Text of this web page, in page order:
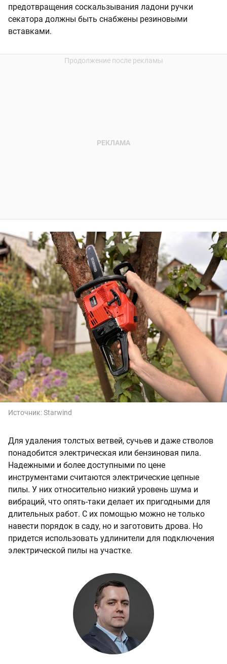
предотвращения соскальзывания ладони ручки
секатора должны быть снабжены резиновыми
вставками.
Источник:Starwind
Для удаления толстых ветвей, сучьев и даже стволов
понадобится электрическая или бензиновая пила.
Надежными и более доступными по цене
инструментами считаются электрические цепные
пилы. У них относительно низкий уровень шума и
вибраций, что опять-таки делает их пригодными для
длительных работ. С их помощью можно не только
навести порядок в саду, но и заготовить дрова. Но
придется использовать удлинители для подключения
электрической пилы на участке.